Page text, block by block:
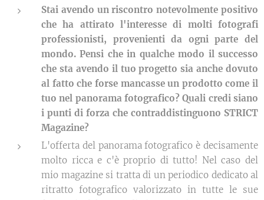
Stai avendo un riscontro notevolmente positivo
che ha attirato l'interesse di molti fotografi
professionisti, provenienti da ogni parte del
mondo. Pensi che in qualche modo il successo
che sta avendo il tuo progetto sia anche dovuto
al fatto che forse mancasse un prodotto come il
tuo nel panorama fotografico? Quali credi siano
i punti di forza che contraddistinguono STRICT
Magazine?
L'offerta del panorama fotografico è decisamente
molto ricca e c'è proprio di tutto! Nel caso del
mio magazine si tratta di un periodico dedicato al
ritratto fotografico valorizzato in tutte le sue